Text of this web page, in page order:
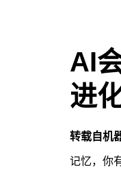
AI
进
转载自机
记忆，你